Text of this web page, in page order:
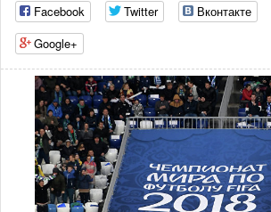
Facebook Twitter Вконтакте
Google+